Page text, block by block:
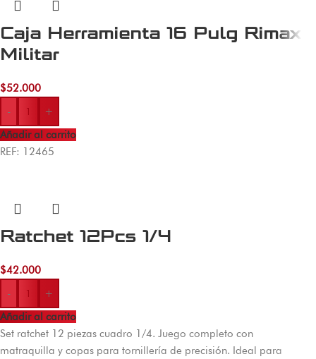
Caja Herramienta 16 Pulg Rimax
Militar
$52.000
-
+
Añadir al carrito
REF: 12465
Ratchet 12Pcs 1/4
$42.000
-
+
Añadir al carrito
Set ratchet 12 piezas cuadro 1/4. Juego completo con
matraquilla y copas para tornillería de precisión. Ideal para